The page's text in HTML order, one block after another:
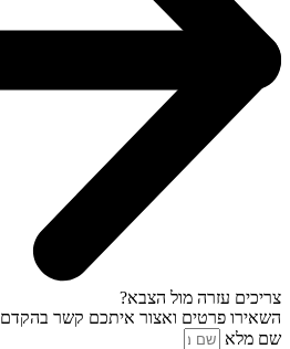
צריכים עזרה מול הצבא?
השאירו פרטים ואצור איתכם קשר בהקדם
שם מלא